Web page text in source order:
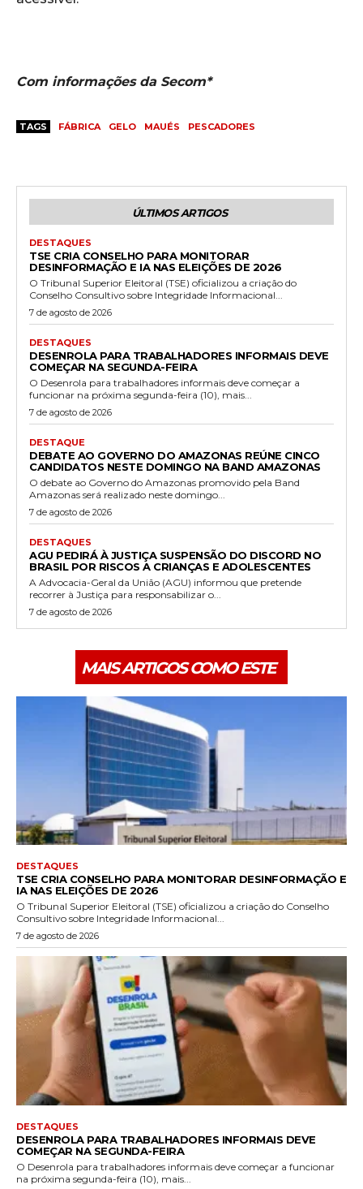
Com informações da Secom*
TAGS FÁBRICA GELO MAUÉS PESCADORES
ÚLTIMOS ARTIGOS
DESTAQUES
TSE CRIA CONSELHO PARA MONITORAR
DESINFORMAÇÃO E IA NAS ELEIÇÕES DE 2026
O Tribunal Superior Eleitoral (TSE) oficializou a criação do
Conselho Consultivo sobre Integridade Informacional...
7 de agosto de 2026
DESTAQUES
DESENROLA PARA TRABALHADORES INFORMAIS DEVE
COMEÇAR NA SEGUNDA-FEIRA
O Desenrola para trabalhadores informais deve começar a
funcionar na próxima segunda-feira (10), mais...
7 de agosto de 2026
DESTAQUE
DEBATE AO GOVERNO DO AMAZONAS REÚNE CINCO
CANDIDATOS NESTE DOMINGO NA BAND AMAZONAS
O debate ao Governo do Amazonas promovido pela Band
Amazonas será realizado neste domingo...
7 de agosto de 2026
DESTAQUES
AGU PEDIRÁ À JUSTIÇA SUSPENSÃO DO DISCORD NO
BRASIL POR RISCOS A CRIANÇAS E ADOLESCENTES
A Advocacia-Geral da União (AGU) informou que pretende
recorrer à Justiça para responsabilizar o...
7 de agosto de 2026
MAIS ARTIGOS COMO ESTE
DESTAQUES
TSE CRIA CONSELHO PARA MONITORAR DESINFORMAÇÃO E
IA NAS ELEIÇÕES DE 2026
O Tribunal Superior Eleitoral (TSE) oficializou a criação do Conselho
Consultivo sobre Integridade Informacional...
7 de agosto de 2026
DESTAQUES
DESENROLA PARA TRABALHADORES INFORMAIS DEVE
COMEÇAR NA SEGUNDA-FEIRA
O Desenrola para trabalhadores informais deve começar a funcionar
na próxima segunda-feira (10), mais...